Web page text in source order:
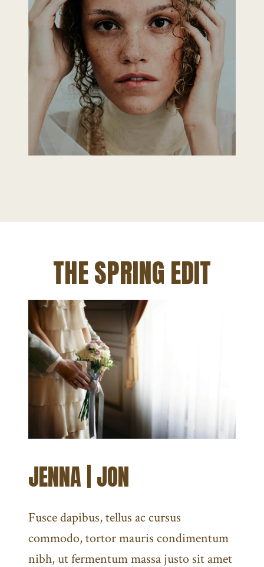
THE SPRING EDIT
JENNA | JON
Fusce dapibus, tellus ac cursus
commodo, tortor mauris condimentum
nibh, ut fermentum massa justo sit amet